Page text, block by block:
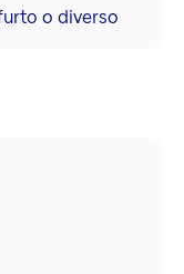
o diverso